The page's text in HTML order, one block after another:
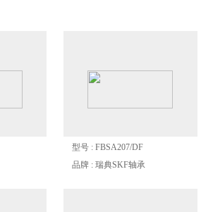
型号 : FBSA207/DF
品牌 : 瑞典SKF轴承